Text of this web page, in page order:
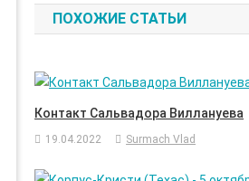
ПОХОЖИЕ СТАТЬИ
Контакт Сальвадора Виллануева
19.04.2022 Surmach Vlad